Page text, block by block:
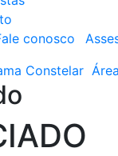
conosco
Constelar Área